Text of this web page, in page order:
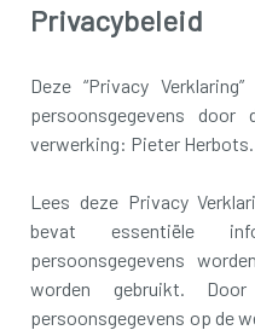
Privacybeleid
Deze “Privacy
persoonsgegevens
verwerking: Pieter Herbots.
Lees deze Privacy
bevat essentiële
persoonsgegevens
worden gebruikt.
persoonsgegevens op de